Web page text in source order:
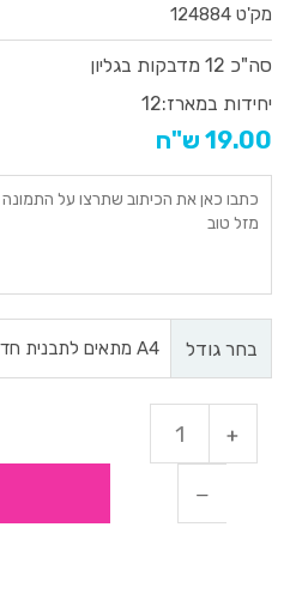
מק'ט 124884
סה"כ 12 מדבקות בגליון
יחידות במארז:12
19.00 ש"ח
בחר גודל